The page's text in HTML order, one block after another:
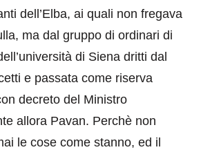
dell’Elba, ai quali non fregava
ma dal gruppo di ordinari di
di Siena dritti dal
e passata come riserva
decreto del Ministro
allora Pavan. Perchè non
le cose come stanno, ed il